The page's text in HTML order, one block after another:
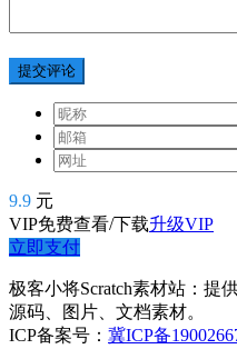
提交评论
9.9 元
VIP免费查看/下载升级VIP
立即支付
极客小将Scratch素材站：提
源码、图片、文档素材。
ICP备案号： 冀ICP备